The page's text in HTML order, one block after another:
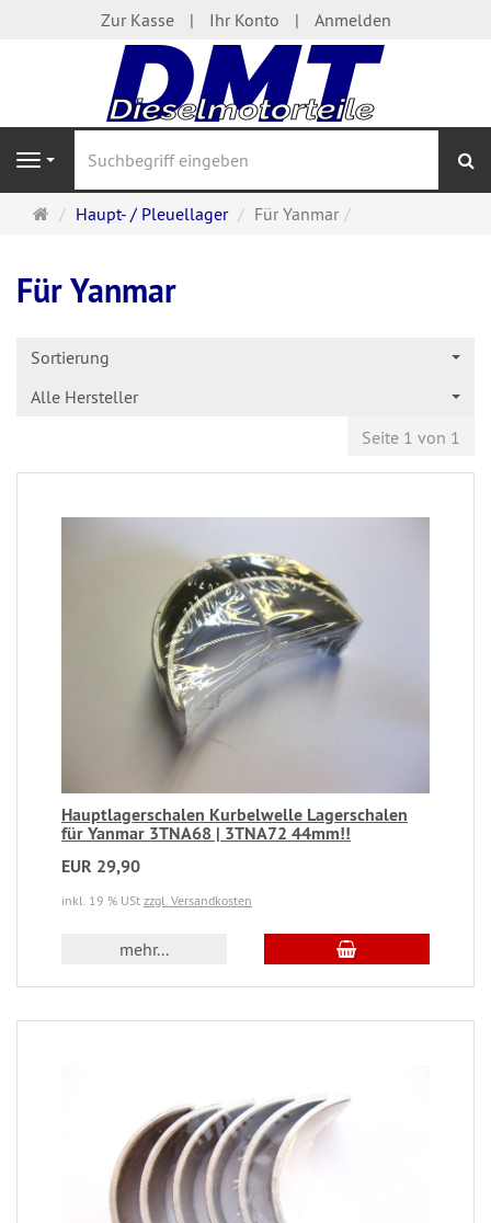
Zur Kasse Ihr Konto Anmelden
Navigation
Startseite
Haupt- / Pleuellager Für Yanmar
Für Yanmar
Sortierung
Alle Hersteller
Seite 1 von 1
Hauptlagerschalen Kurbelwelle Lagerschalen
für Yanmar 3TNA68 | 3TNA72 44mm!!
EUR 29,90
inkl. 19 % USt zzgl. Versandkosten
mehr...